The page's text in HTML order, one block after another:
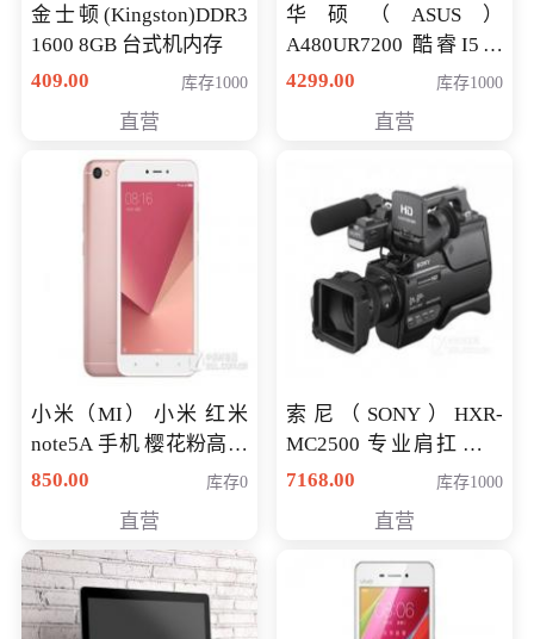
金士顿(Kingston)DDR3
1600 8GB 台式机内存
409.00
库存1000
直营
华硕（ASUS）
A480UR7200 酷睿I5超
薄学生办公游戏独显笔
NV930-2G独
4299.00 库存1000
直营
小米（MI） 小米 红米
note5A 手机 樱花粉高配
版 全网通(3G+32G)
850.00 库存0
直营
索尼（SONY）HXR-
MC2500 专业肩扛式存
储卡全高清摄录一体机
清入门级摄像机
7168.00 库存1000
直营